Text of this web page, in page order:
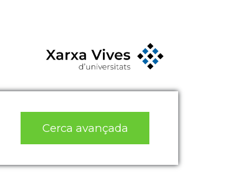
Cerca avançada